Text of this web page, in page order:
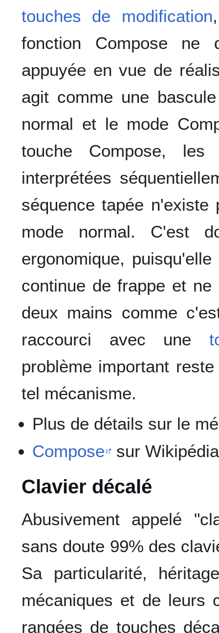
touches de modification
fonction Compose ne
appuyée en vue de
agit comme une
normal et le mode
touche Compose, les
interprétées
séquence tapée
mode normal. C'est
ergonomique,
continue de frappe et
deux mains comme
raccourci avec une
problème important
tel mécanisme.
Plus de détails sur le
Compose
sur Wikipédia
Clavier décalé
Abusivement appelé
sans doute 99% des
Sa particularité,
mécaniques et de leurs
rangées de touches